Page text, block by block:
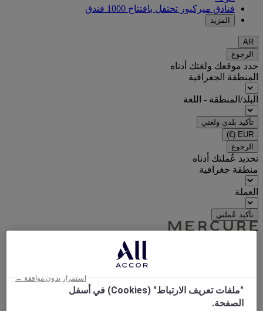
فنادق ميركيور تحتفل بافتتاح 1000 فندق
المزيد
AR
الرجوع
حدد موقعك ولغتك أدناه
المنطقة الجغرافية
البلد/المنطقة - اللغة
تأكيد بلدي ولغتي
EUR
(€)
الرجوع
تحديد عُملتك أدناه
منطقة جغرافية
العملة
تأكيد عُملتي
Brittany
ILLE-ET-VILAINE
"ملفات تعريف الارتباط" (Cookies) في أسفل
الصفحة.
استمرار بدون موافقة ←